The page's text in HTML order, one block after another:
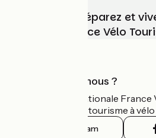
Choisissez, préparez et
vélo avec France Vélo
Qui sommes-nous ?
L'association nationale
guide officiel du tourisme à
Instagram